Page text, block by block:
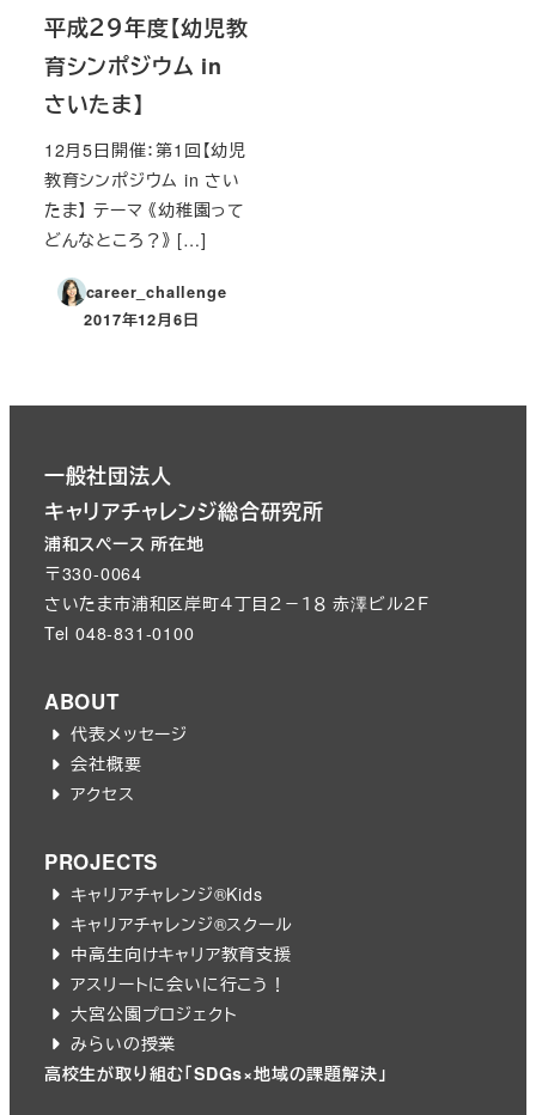
平成２９年度【幼児教
育シンポジウム in
さいたま】
12月5日開催：第1回【幼児
教育シンポジウム in さい
たま】 テーマ 《幼稚園って
どんなところ？》 […]
career_challenge
投稿日
2017年12月6日
一般社団法人
キャリアチャレンジ総合研究所
浦和スペース 所在地
〒330-0064
さいたま市浦和区岸町４丁目２－１８ 赤澤ビル２Ｆ
Tel 048-831-0100
ABOUT
代表メッセージ
会社概要
アクセス
PROJECTS
キャリアチャレンジ®︎Kids
キャリアチャレンジ®︎スクール
中高生向けキャリア教育支援
アスリートに会いに行こう！
大宮公園プロジェクト
みらいの授業
高校生が取り組む「SDGs×地域の課題解決」